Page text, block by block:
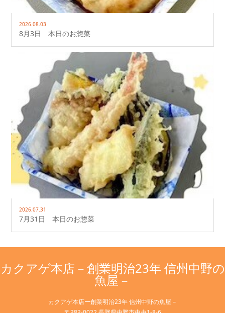
2026.08.03
8月3日 本日のお惣菜
2026.07.31
7月31日 本日のお惣菜
カクアゲ本店－創業明治23年 信州中野の
魚屋－
カクアゲ本店ー創業明治23年 信州中野の魚屋－